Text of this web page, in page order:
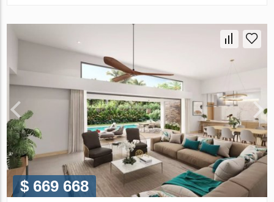
$ 669 668